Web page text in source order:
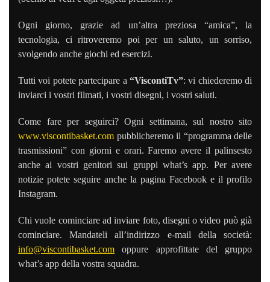
Ogni giorno, grazie ad un’altra preziosa “amica”, la
tecnologia, ci ritroveremo poi per un saluto, un sorriso,
svolgendo anche giochi ed esercizi.
Tutti voi potete partecipare a “ViscontiTv”: vi chiederemo di
inviarci i vostri filmati, i vostri disegni, i vostri saluti.
Come fare per seguirci? Ogni settimana, sul nostro sito
www.viscontibasket.com pubblicheremo il “programma delle
trasmissioni” con giorni e orari. Faremo avere il palinsesto
anche ai vostri genitori sui gruppi what’s app. Per avere
notizie potete seguire anche la pagina Facebook e il profilo
Instagram.
Chi vuole cominciare ad inviare foto, disegni o video può già
cominciare. Mandateli all’indirizzo e-mail della società:
info@viscontibasket.com
oppure approfittate del gruppo
what’s app della vostra squadra.